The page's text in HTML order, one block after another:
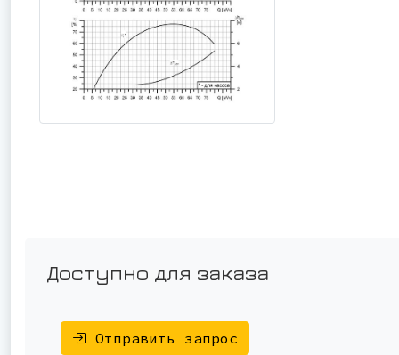
Доступно для заказа
Отправить запрос